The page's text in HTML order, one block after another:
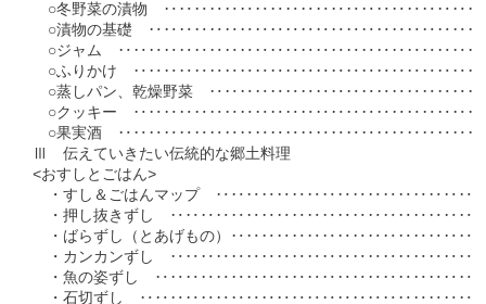
○冬野菜の漬物　‥‥‥‥‥‥‥‥‥‥‥‥‥‥‥‥‥‥‥‥‥‥
○漬物の基礎　‥‥‥‥‥‥‥‥‥‥‥‥‥‥‥‥‥‥‥‥‥‥‥
○ジャム　‥‥‥‥‥‥‥‥‥‥‥‥‥‥‥‥‥‥‥‥‥‥‥‥‥
○ふりかけ　‥‥‥‥‥‥‥‥‥‥‥‥‥‥‥‥‥‥‥‥‥‥‥‥
○蒸しパン、乾燥野菜　‥‥‥‥‥‥‥‥‥‥‥‥‥‥‥‥‥‥‥
○クッキー　‥‥‥‥‥‥‥‥‥‥‥‥‥‥‥‥‥‥‥‥‥‥‥‥
○果実酒　‥‥‥‥‥‥‥‥‥‥‥‥‥‥‥‥‥‥‥‥‥‥‥‥‥
Ⅲ　伝えていきたい伝統的な郷土料理
<おすしとごはん>
・すし＆ごはんマップ　
・押し抜きずし　‥‥‥‥‥‥‥‥‥‥‥‥‥‥‥‥‥‥‥‥‥‥
・ばらずし（とあげもの）
・カンカンずし　‥‥‥‥‥‥‥‥‥‥‥‥‥‥‥‥‥‥‥‥‥‥
・魚の姿ずし　‥‥‥‥‥‥‥‥‥‥‥‥‥‥‥‥‥‥‥‥‥‥‥
・石切ずし　‥‥‥‥‥‥‥‥‥‥‥‥‥‥‥‥‥‥‥‥‥‥‥‥